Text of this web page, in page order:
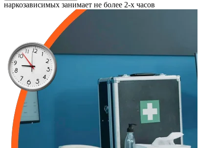
наркозависимых занимает не более 2-х часов